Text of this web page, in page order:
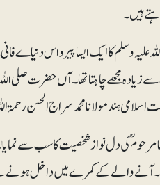
ہیں۔
علیہ وسلم کا ایک ایسا پیرو اس
مجھے چاہتا تھا۔ آں حضرت صلی اللہ
ہند مولانا محمد سراج الحسن رحمۃ
کی دل نواز شخصیت کا سب سے نمایاں
آنے والے کے کمرے میں داخل